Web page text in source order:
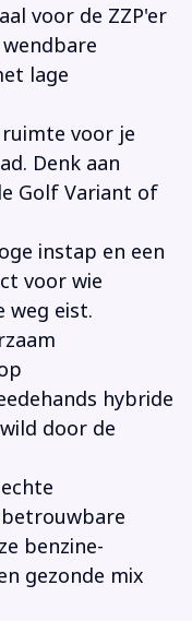
voor de ZZP'er
lage
voor je
Denk aan
Golf Variant of
instap en een
voor wie
weg eist.
hybride
door de
benzine-
gezonde mix